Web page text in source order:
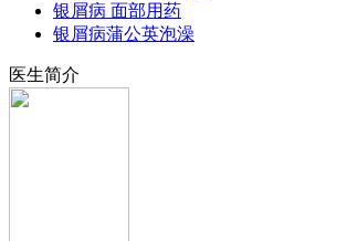
银屑病 面部用药
银屑病蒲公英泡澡
医生简介